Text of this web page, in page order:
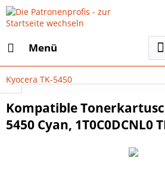
Menü
Kyocera TK-5450
Kompatible
5450 Cyan, 1T0C0DCNL0